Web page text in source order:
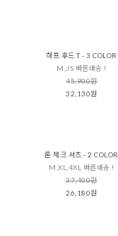
하프 후드 T - 3 COLOR
M,JS 빠른배송 !
45,900원
32,130원
론 체크 셔츠 - 2 COLOR
M,XL,4XL 빠른배송 !
37,400원
26,180원